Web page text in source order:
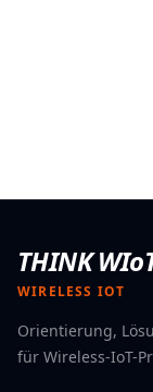
THINK
WIRELESS IOT
Orientierung,
für Wireless-IoT-